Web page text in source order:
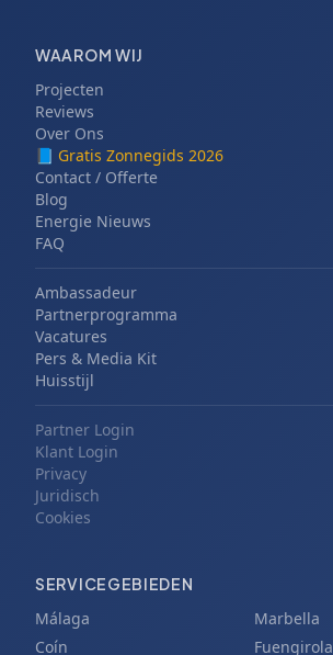
WAAROM WIJ
Projecten
Reviews
Over Ons
📘 Gratis Zonnegids 2026
Contact / Offerte
Blog
Energie Nieuws
FAQ
Ambassadeur
Partnerprogramma
Vacatures
Pers & Media Kit
Huisstijl
Partner Login
Klant Login
Privacy
Juridisch
Cookies
SERVICEGEBIEDEN
Málaga
Marbella
Coín
Fuengirola